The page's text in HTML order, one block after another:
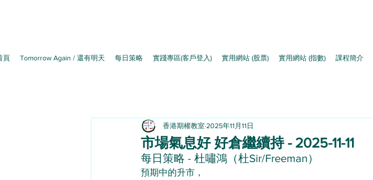
頁 Tomorrow Again / 還有明天 每日策略 實踐專區(客戶登入) 實用網站 (股票) 實用網站 (指數) 課程簡介
市場氣息好 好倉繼續持 - 2025-11-11
香港期權教室 2025年11月11日
每日策略 - 杜嘯鴻（杜Sir/Freeman）
預期中的升市，